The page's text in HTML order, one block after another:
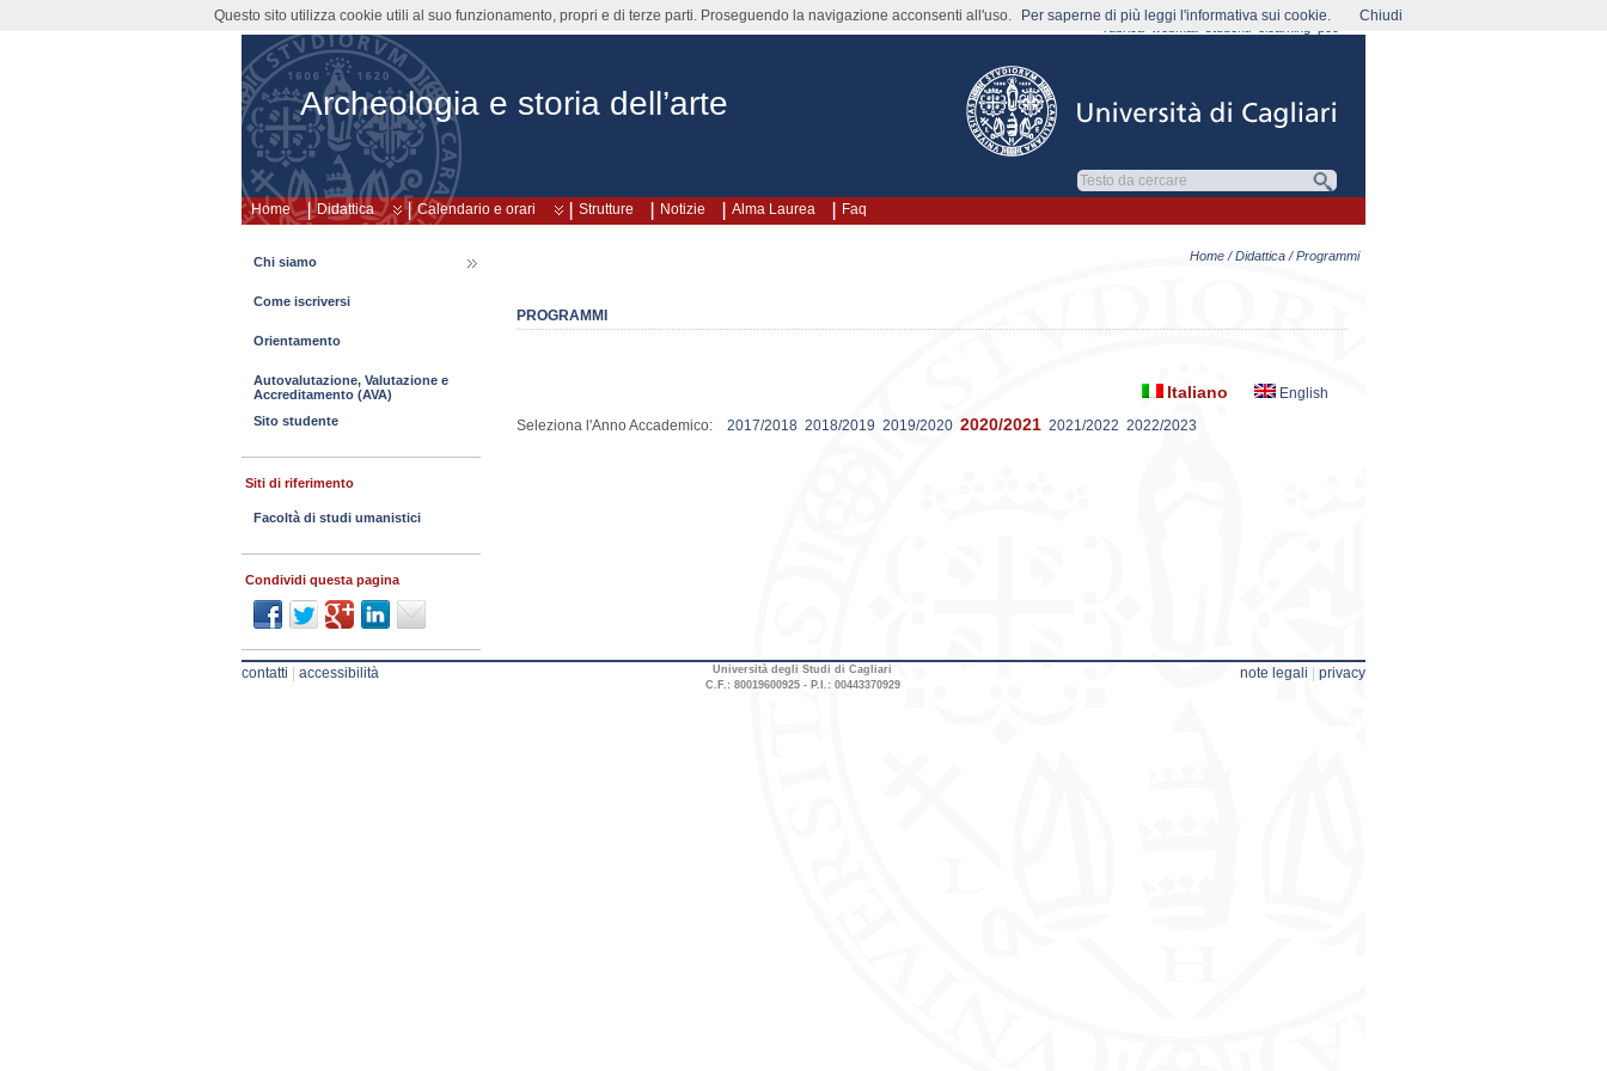
Archeologia e storia dell’arte
Home
rubrica webmail
Didattica Calendario e orari Strutture Notizie Alma Laurea Faq
Home /Didattica / Programmi
PROGRAMMI
Italiano
English
Seleziona l'Anno Accademico: 2017/2018 2018/2019 2019/2020 2020/2021 2021/2022 2022/2023
Chi siamo
Come iscriversi
Orientamento
Autovalutazione, Valutazione e
Accreditamento (AVA)
Sito studente
Siti di riferimento
Facoltà di studi umanistici
Condividi questa pagina
contatti accessibilità
Università degli Studi di Cagliari
C.F.: 80019600925 - P.I.: 00443370929
note legali privacy
Questo sito utilizza cookie utili al suo funzionamento, propri e di terze parti. Proseguendo la navigazione acconsenti all'uso. Per saperne di più leggi l'informativa sui cookie. Chiudi